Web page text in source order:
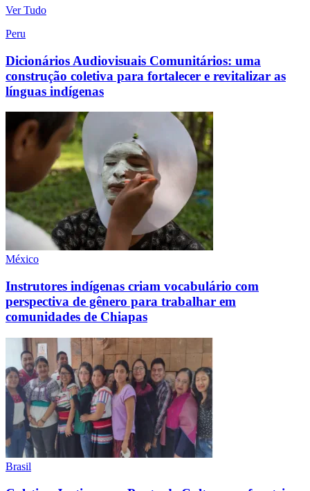
Ver Tudo
Peru
Dicionários Audiovisuais Comunitários: uma
construção coletiva para fortalecer e revitalizar as
línguas indígenas
México
Instrutores indígenas criam vocabulário com
perspectiva de gênero para trabalhar em
comunidades de Chiapas
Brasil